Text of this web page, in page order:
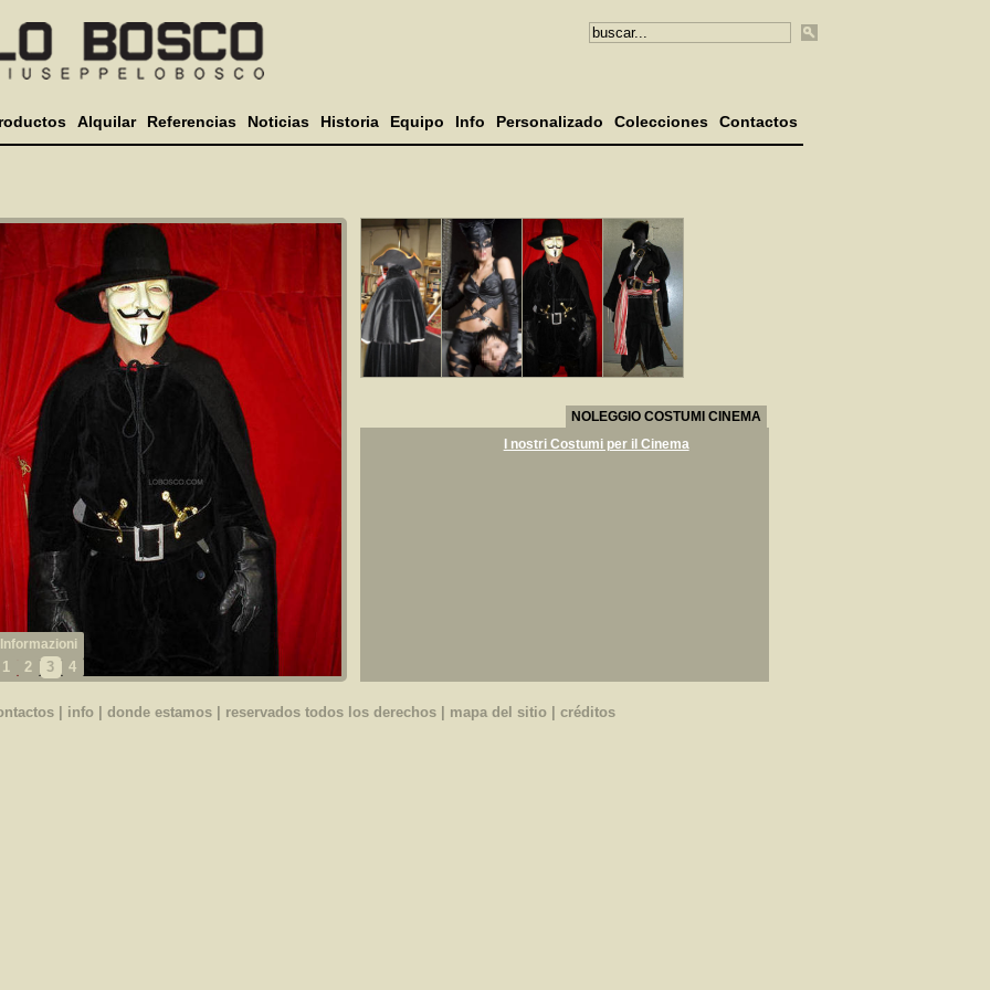
Alquilar Referencias Noticias Historia Equipo Info Personalizado Colecciones Contactos
1 2 3 4
NOLEGGIO COSTUMI CINEMA
I nostri Costumi per il Cinema
| info| donde estamos| reservados todos los derechos | mapa del sitio| créditos